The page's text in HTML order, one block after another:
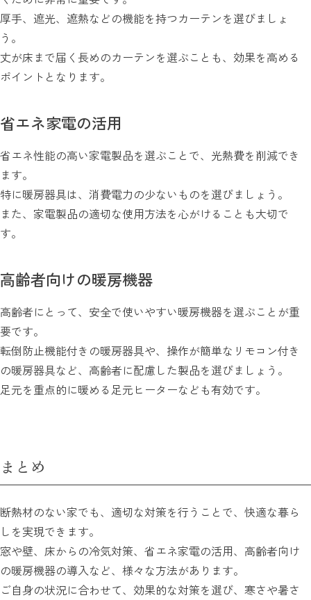
厚手、遮光、遮熱などの機能を持つカーテンを選びましょ
う。
丈が床まで届く長めのカーテンを選ぶことも、効果を高める
ポイントとなります。
省エネ家電の活用
省エネ性能の高い家電製品を選ぶことで、光熱費を削減でき
ます。
特に暖房器具は、消費電力の少ないものを選びましょう。
また、家電製品の適切な使用方法を心がけることも大切で
す。
高齢者向けの暖房機器
高齢者にとって、安全で使いやすい暖房機器を選ぶことが重
要です。
転倒防止機能付きの暖房器具や、操作が簡単なリモコン付き
の暖房器具など、高齢者に配慮した製品を選びましょう。
足元を重点的に暖める足元ヒーターなども有効です。
まとめ
断熱材のない家でも、適切な対策を行うことで、快適な暮ら
しを実現できます。
窓や壁、床からの冷気対策、省エネ家電の活用、高齢者向け
の暖房機器の導入など、様々な方法があります。
ご自身の状況に合わせて、効果的な対策を選び、寒さや暑さ